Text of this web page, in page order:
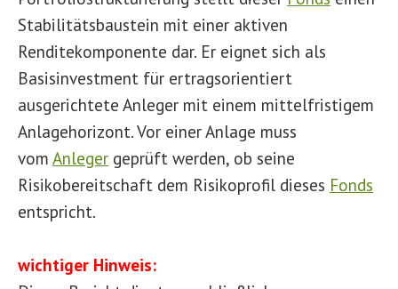
Stabilitätsbaustein mit einer aktiven
Renditekomponente dar. Er eignet sich als
Basisinvestment für ertragsorientiert
ausgerichtete Anleger mit einem mittelfristigem
Anlagehorizont. Vor einer Anlage muss
vom Anleger geprüft werden, ob seine
Risikobereitschaft dem Risikoprofil dieses Fonds
entspricht.
wichtiger Hinweis: